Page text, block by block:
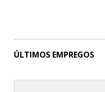
ÚLTIMOS EMPREGOS